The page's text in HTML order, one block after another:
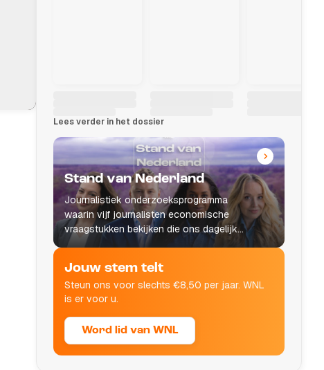
Lees verder in het dossier
Stand van Nederland
Journalistiek onderzoeksprogramma
waarin vijf journalisten economische
vraagstukken bekijken die ons dagelijks
leven raken.
Jouw stem telt
Steun ons voor slechts €8,50 per jaar. WNL
is er voor u.
Word lid van WNL